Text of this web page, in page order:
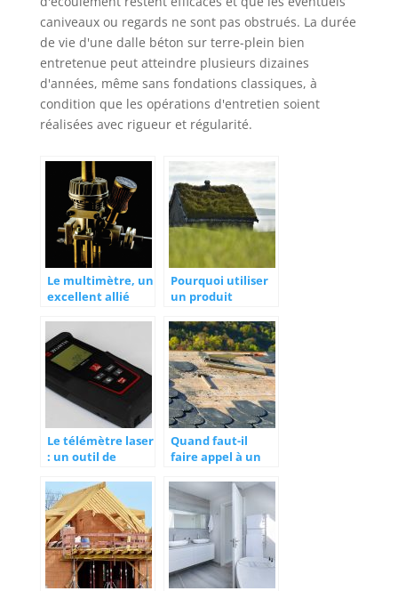
caniveaux ou regards ne sont pas obstrués. La durée
de vie d'une dalle béton sur terre-plein bien
entretenue peut atteindre plusieurs dizaines
d'années, même sans fondations classiques, à
condition que les opérations d'entretien soient
réalisées avec rigueur et régularité.
Le multimètre, un
excellent allié
technicien
professionnel !
Pourquoi utiliser
un produit
tuile ?
Le télémètre laser
: un outil de
pour les
constructeurs
Quand faut-il
faire appel à un